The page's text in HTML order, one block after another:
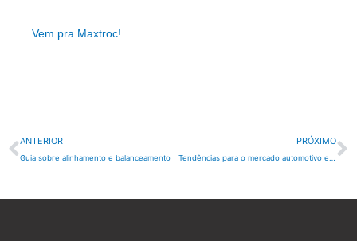
Vem pra Maxtroc!
Anterior
ANTERIOR
Guia sobre alinhamento e balanceamento
PRÓXIMO